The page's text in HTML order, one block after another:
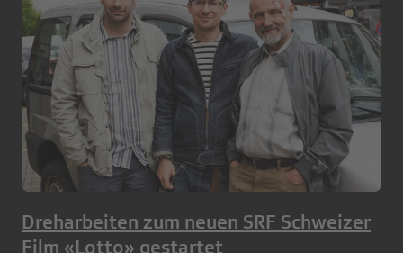
Dreharbeiten zum neuen SRF Schweizer
Film «Lotto» gestartet